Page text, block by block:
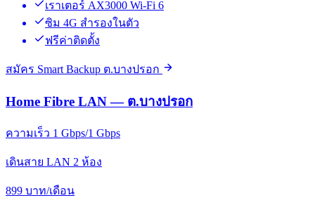
เราเตอร์ AX3000 Wi-Fi 6
ซิม 4G สำรองในตัว
ฟรีค่าติดตั้ง
สมัคร Smart Backup ต.บางปรอก
Home Fibre LAN — ต.บางปรอก
ความเร็ว 1 Gbps/1 Gbps
เดินสาย LAN 2 ห้อง
899 บาท/เดือน